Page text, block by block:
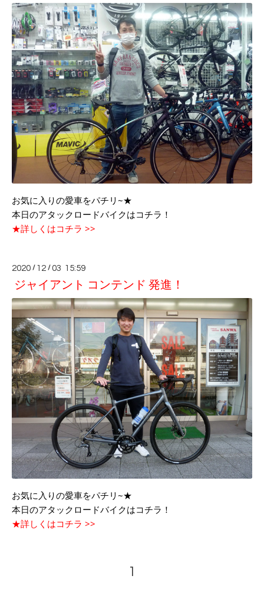
お気に入りの愛車をパチリ~★
本日のアタックロードバイクはコチラ！
★詳しくはコチラ >>
2020 / 12 /03 15:59
ジャイアント コンテンド 発進！
お気に入りの愛車をパチリ~★
本日のアタックロードバイクはコチラ！
★詳しくはコチラ >>
1